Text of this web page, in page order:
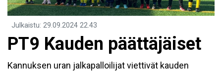
Julkaistu: 29.09.2024 22.43
PT9 Kauden päättäjäiset
Kannuksen uran jalkapalloilijat viettivät kauden